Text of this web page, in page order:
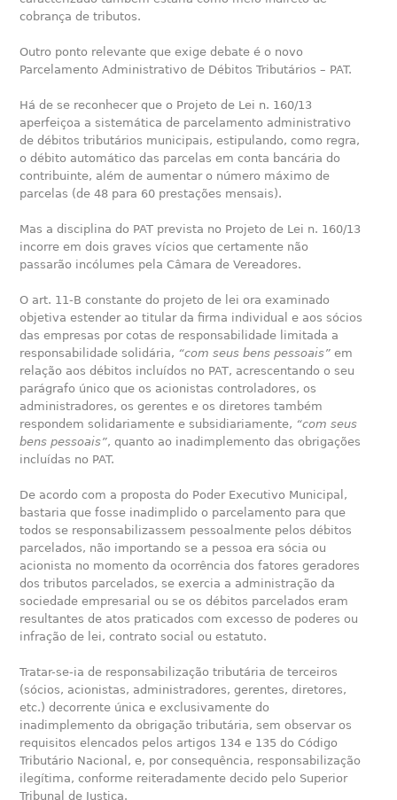
cobrança de tributos.
Outro ponto relevante que exige debate é o novo
Parcelamento Administrativo de Débitos Tributários – PAT.
Há de se reconhecer que o Projeto de Lei n. 160/13
aperfeiçoa a sistemática de parcelamento administrativo
de débitos tributários municipais, estipulando, como regra,
o débito automático das parcelas em conta bancária do
contribuinte, além de aumentar o número máximo de
parcelas (de 48 para 60 prestações mensais).
Mas a disciplina do PAT prevista no Projeto de Lei n. 160/13
incorre em dois graves vícios que certamente não
passarão incólumes pela Câmara de Vereadores.
O art. 11-B constante do projeto de lei ora examinado
objetiva estender ao titular da firma individual e aos sócios
das empresas por cotas de responsabilidade limitada a
responsabilidade solidária, “com seus bens pessoais” em
relação aos débitos incluídos no PAT, acrescentando o seu
parágrafo único que os acionistas controladores, os
administradores, os gerentes e os diretores também
respondem solidariamente e subsidiariamente, “com seus
bens pessoais”, quanto ao inadimplemento das obrigações
incluídas no PAT.
De acordo com a proposta do Poder Executivo Municipal,
bastaria que fosse inadimplido o parcelamento para que
todos se responsabilizassem pessoalmente pelos débitos
parcelados, não importando se a pessoa era sócia ou
acionista no momento da ocorrência dos fatores geradores
dos tributos parcelados, se exercia a administração da
sociedade empresarial ou se os débitos parcelados eram
resultantes de atos praticados com excesso de poderes ou
infração de lei, contrato social ou estatuto.
Tratar-se-ia de responsabilização tributária de terceiros
(sócios, acionistas, administradores, gerentes, diretores,
etc.) decorrente única e exclusivamente do
inadimplemento da obrigação tributária, sem observar os
requisitos elencados pelos artigos 134 e 135 do Código
Tributário Nacional, e, por consequência, responsabilização
ilegítima, conforme reiteradamente decido pelo Superior
Tribunal de Justiça.